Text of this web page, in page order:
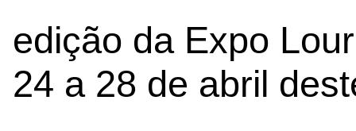
edição da Expo
24 a 28 de abril